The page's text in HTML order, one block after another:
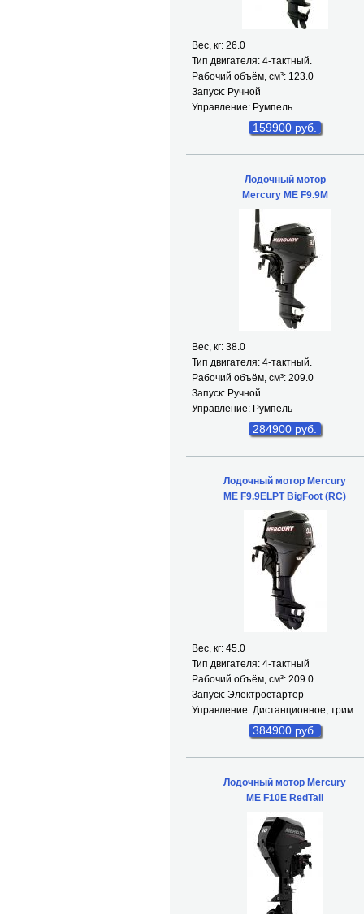
Вес, кг: 26.0
Тип двигателя: 4-тактный.
Рабочий объём, см³: 123.0
Запуск: Ручной
Управление: Румпель
159900 руб.
Лодочный мотор
Mercury ME F9.9M
Вес, кг: 38.0
Тип двигателя: 4-тактный.
Рабочий объём, см³: 209.0
Запуск: Ручной
Управление: Румпель
284900 руб.
Лодочный мотор Mercury
ME F9.9ELPT BigFoot (RC)
Вес, кг: 45.0
Тип двигателя: 4-тактный
Рабочий объём, см³: 209.0
Запуск: Электростартер
Управление: Дистанционное, трим
384900 руб.
Лодочный мотор Mercury
ME F10E RedTail